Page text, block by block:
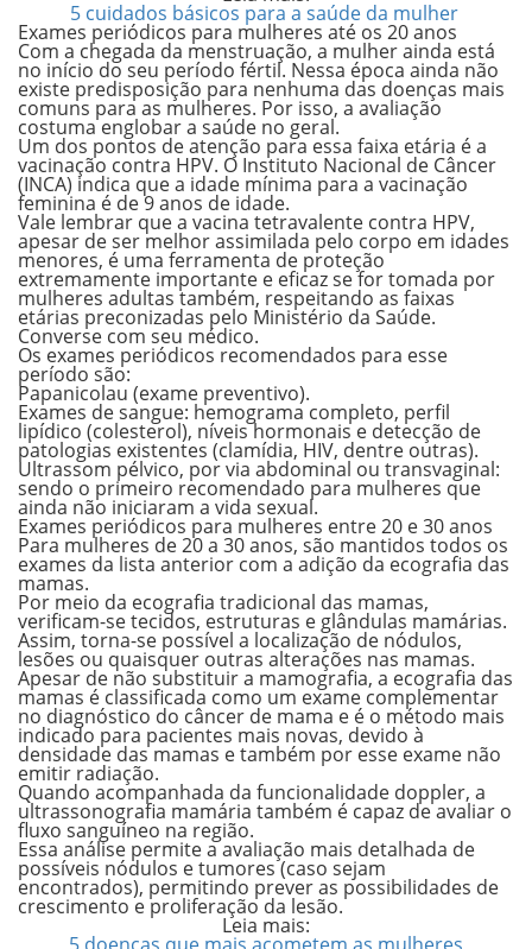
5 cuidados básicos para a saúde da mulher
Exames periódicos para mulheres até os 20 anos
Com a chegada da menstruação, a mulher ainda está
no início do seu período fértil. Nessa época ainda não
existe predisposição para nenhuma das doenças mais
comuns para as mulheres. Por isso, a avaliação
costuma englobar a saúde no geral.
Um dos pontos de atenção para essa faixa etária é a
vacinação contra HPV. O Instituto Nacional de Câncer
(INCA) indica que a idade mínima para a vacinação
feminina é de 9 anos de idade.
Vale lembrar que a vacina tetravalente contra HPV,
apesar de ser melhor assimilada pelo corpo em idades
menores, é uma ferramenta de proteção
extremamente importante e eficaz se for tomada por
mulheres adultas também, respeitando as faixas
etárias preconizadas pelo Ministério da Saúde.
Converse com seu médico.
Os exames periódicos recomendados para esse
período são:
Papanicolau (exame preventivo).
Exames de sangue: hemograma completo, perfil
lipídico (colesterol), níveis hormonais e detecção de
patologias existentes (clamídia, HIV, dentre outras).
Ultrassom pélvico, por via abdominal ou transvaginal:
sendo o primeiro recomendado para mulheres que
ainda não iniciaram a vida sexual.
Exames periódicos para mulheres entre 20 e 30 anos
Para mulheres de 20 a 30 anos, são mantidos todos os
exames da lista anterior com a adição da ecografia das
mamas.
Por meio da ecografia tradicional das mamas,
verificam-setecidos, estruturas e glândulas mamárias.
Assim, torna-se possível a localização de nódulos,
lesões ou quaisquer outras alterações nas mamas.
Apesar de não substituir a mamografia, a ecografia das
mamas é classificada como um exame complementar
no diagnóstico do câncer de mama e é o método mais
indicado para pacientes mais novas, devido à
densidade das mamas e também por esse exame não
emitir radiação.
Quando acompanhada da funcionalidade doppler, a
ultrassonografia mamária também é capaz de avaliar o
fluxo sanguíneo na região.
Essa análise permite a avaliação mais detalhada de
possíveis nódulos e tumores (caso sejam
encontrados), permitindo prever as possibilidades de
crescimentoeproliferação da lesão.
Leia mais: